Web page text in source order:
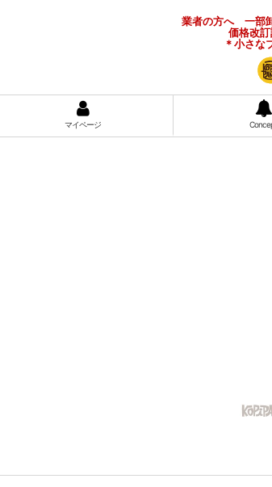
業者の方へ 一部
価格改
＊小さな
マイページ